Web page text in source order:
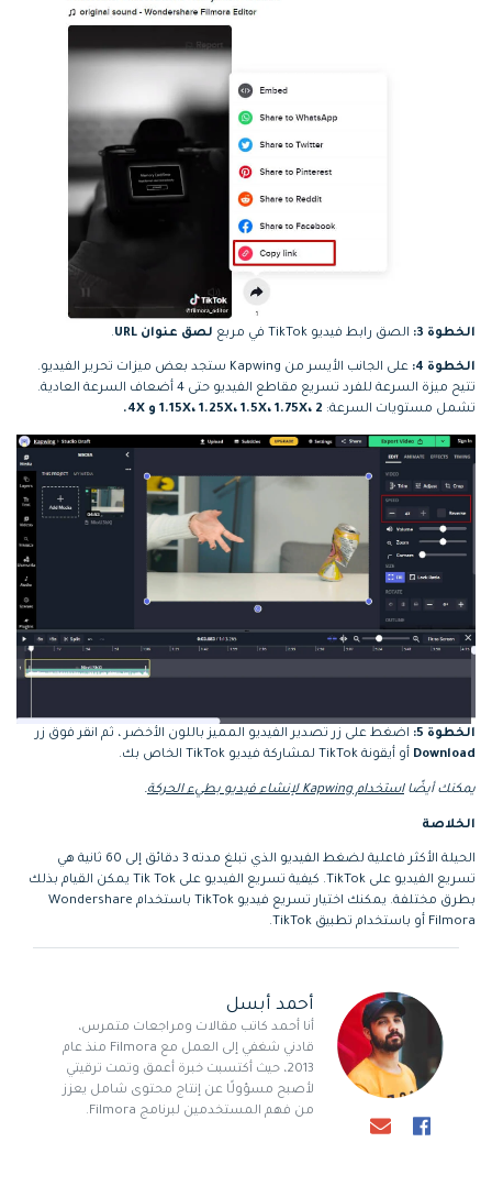
الخطوة 3: الصق رابط فيديو TikTok في مربع لصق عنوان URL .
الخطوة 4:
على الجانب الأيسر من Kapwing ستجد بعض ميزات تحرير الفيديو.
تتيح ميزة السرعة للفرد تسريع مقاطع الفيديو حتى 4 أضعاف السرعة العادية.
تشمل مستويات السرعة: 1.15X، 1.25X، 1.5X، 1.75X، 2 و 4X.
الخطوة 5:
اضغط على زر تصدير الفيديو المميز باللون الأخضر ، ثم انقر فوق زر
Download أو أيقونة TikTok لمشاركة فيديو TikTok الخاص بك.
يمكنك أيضًااستخدام Kapwing لإنشاء فيديو بطيء الحركة .
الخلاصة
الحيلة الأكثر فاعلية لضغط الفيديو الذي تبلغ مدته 3 دقائق إلى 60 ثانية هي
تسريع الفيديو على TikTok. كيفية تسريع الفيديو على Tik Tok يمكن القيام بذلك
بطرق مختلفة. يمكنك اختيار تسريع فيديو TikTok باستخدام Wondershare
Filmora أو باستخدام تطبيق TikTok.
أحمد أبسل
أنا أحمد كاتب مقالات ومراجعات متمرس،
قادني شغفي إلى العمل مع Filmora منذ عام
2013، حيث أكتسبت خبرة أعمق وتمت ترقيتي
لأصبح مسؤولًا عن إنتاج محتوى شامل يعزز
من فهم المستخدمين لبرنامج Filmora.